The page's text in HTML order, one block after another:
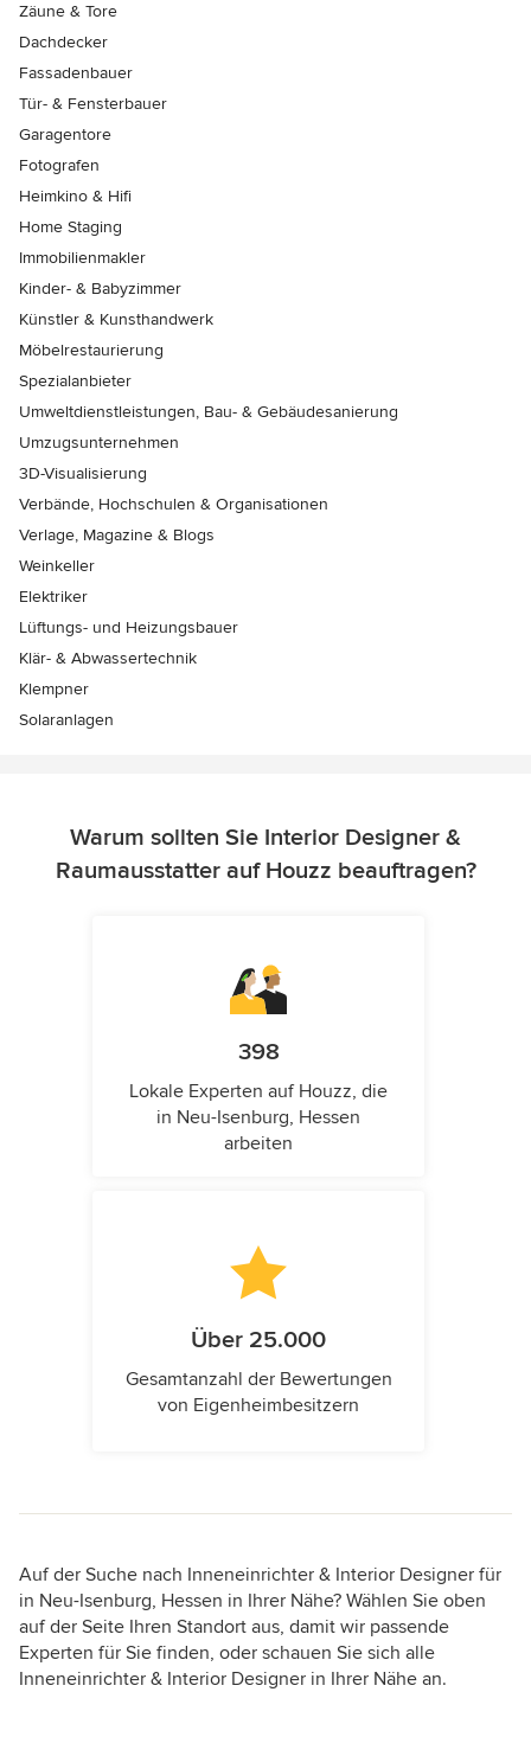
Zäune & Tore
Dachdecker
Fassadenbauer
Tür- & Fensterbauer
Garagentore
Fotografen
Heimkino & Hifi
Home Staging
Immobilienmakler
Kinder- & Babyzimmer
Künstler & Kunsthandwerk
Möbelrestaurierung
Spezialanbieter
Umweltdienstleistungen, Bau- & Gebäudesanierung
Umzugsunternehmen
3D-Visualisierung
Verbände, Hochschulen & Organisationen
Verlage, Magazine & Blogs
Weinkeller
Elektriker
Lüftungs- und Heizungsbauer
Klär- & Abwassertechnik
Klempner
Solaranlagen
Warum sollten Sie Interior Designer &
Raumausstatter auf Houzz beauftragen?
398
Lokale Experten auf Houzz, die
in Neu-Isenburg, Hessen
arbeiten
Über 25.000
Gesamtanzahl der Bewertungen
von Eigenheimbesitzern
Auf der Suche nach Inneneinrichter & Interior Designer für
in Neu-Isenburg, Hessen in Ihrer Nähe? Wählen Sie oben
auf der Seite Ihren Standort aus, damit wir passende
Experten für Sie finden, oder schauen Sie sich alle
Inneneinrichter & Interior Designer in Ihrer Nähe an.